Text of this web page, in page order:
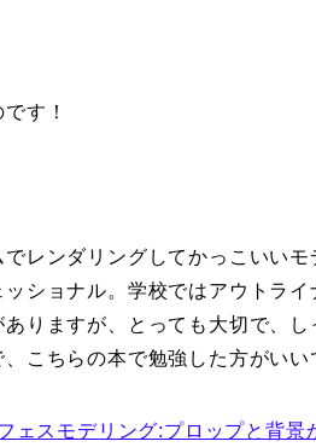
す！
レンダリングしてかっこいい
ショナル。学校ではアウトラ
りますが、とっても大切で、
、こちらの本で勉強した方がいい
ェスモデリング:プロップと背景